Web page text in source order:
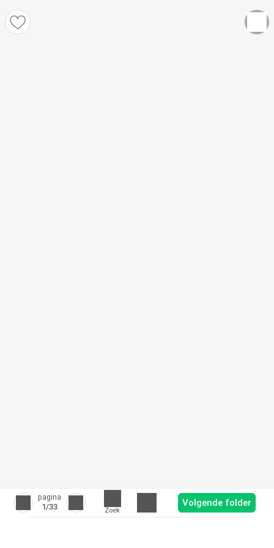
pagina
1/33 Zoek
Volgende folder